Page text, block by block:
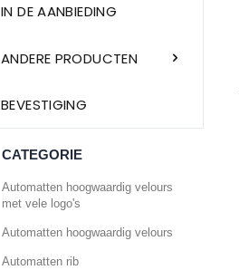
IN DE AANBIEDING
ANDERE PRODUCTEN
BEVESTIGING
CATEGORIE
Automatten hoogwaardig velours
met vele logo's
Automatten hoogwaardig velours
Automatten rib